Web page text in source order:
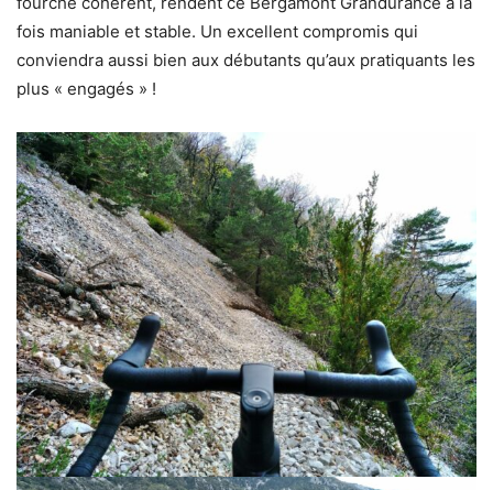
fois maniable et stable. Un excellent compromis qui
conviendra aussi bien aux débutants qu’aux pratiquants les
plus « engagés » !